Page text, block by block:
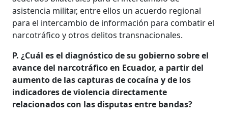
asistencia militar, entre ellos un acuerdo regional
para el intercambio de información para combatir el
narcotráfico y otros delitos transnacionales.
P. ¿Cuál es el diagnóstico de su gobierno sobre el
avance del narcotráfico en Ecuador, a partir del
aumento de las capturas de cocaína y de los
indicadores de violencia directamente
relacionados con las disputas entre bandas?